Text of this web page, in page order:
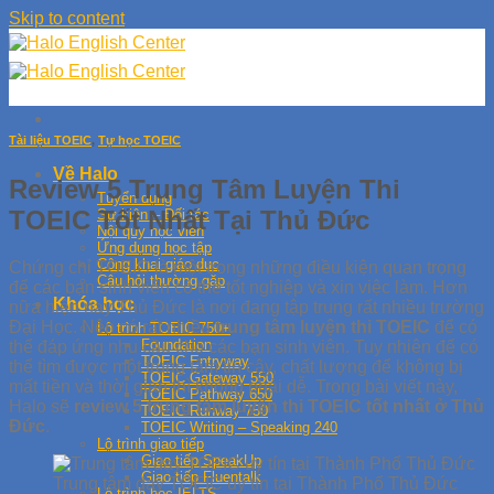
Skip to content
Về Halo
Tuyển dụng
Sự kiện – Đối tác
Nội quy học viên
Ứng dụng học tập
Công khai giáo dục
Câu hỏi thường gặp
Khóa học
Lộ trình TOEIC 750+
Foundation
TOEIC Entryway
TOEIC Gateway 550
TOEIC Pathway 650
TOEIC Runway 750
TOEIC Writing – Speaking 240
Lộ trình giao tiếp
Giao tiếp SpeakUp
Giao tiếp Fluentalk
Tài liệu TOEIC, Tự học TOEIC
Review 5 Trung Tâm Luyện Thi
TOEIC Tốt Nhất Tại Thủ Đức
Chứng chỉ TOEIC là một trong những điều kiện quan trọng
để các bạn sinh viên có thể tốt nghiệp và xin việc làm. Hơn
nữa hiện nay Thủ Đức là nơi đang tập trung rất nhiều trường
Đại Học. Nên có rất nhiềutrung tâm luyện thi TOEIC để có
thể đáp ứng nhu cầu cho các bạn sinh viên. Tuy nhiên để có
thể tìm được một trung tâm tin cậy, chất lượng để không bị
mất tiền và thời gian thì không phải dễ. Trong bài viết này,
Halo sẽ review 5 trung tâm luyện thi TOEIC tốt nhất ở Thủ
Đức.
Trung tâm dạy TOEIC uy tín tại Thành Phố Thủ Đức